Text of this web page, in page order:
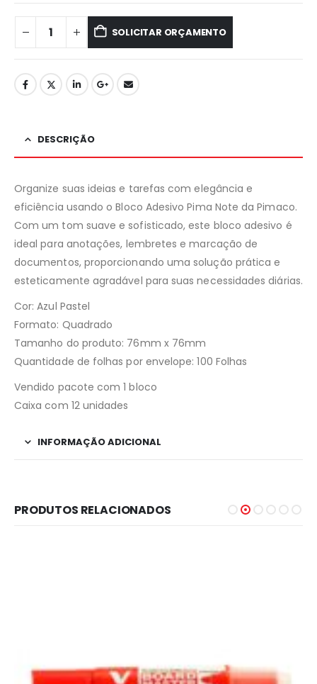
SOLICITAR ORÇAMENTO
DESCRIÇÃO
Organize suas ideias e tarefas com elegância e
eficiência usando o Bloco Adesivo Pima Note da Pimaco.
Com um tom suave e sofisticado, este bloco adesivo é
ideal para anotações, lembretes e marcação de
documentos, proporcionando uma solução prática e
esteticamente agradável para suas necessidades diárias.
Cor: Azul Pastel
Formato: Quadrado
Tamanho do produto: 76mm x 76mm
Quantidade de folhas por envelope: 100 Folhas
Vendido pacote com 1 bloco
Caixa com 12 unidades
INFORMAÇÃO ADICIONAL
PRODUTOS RELACIONADOS